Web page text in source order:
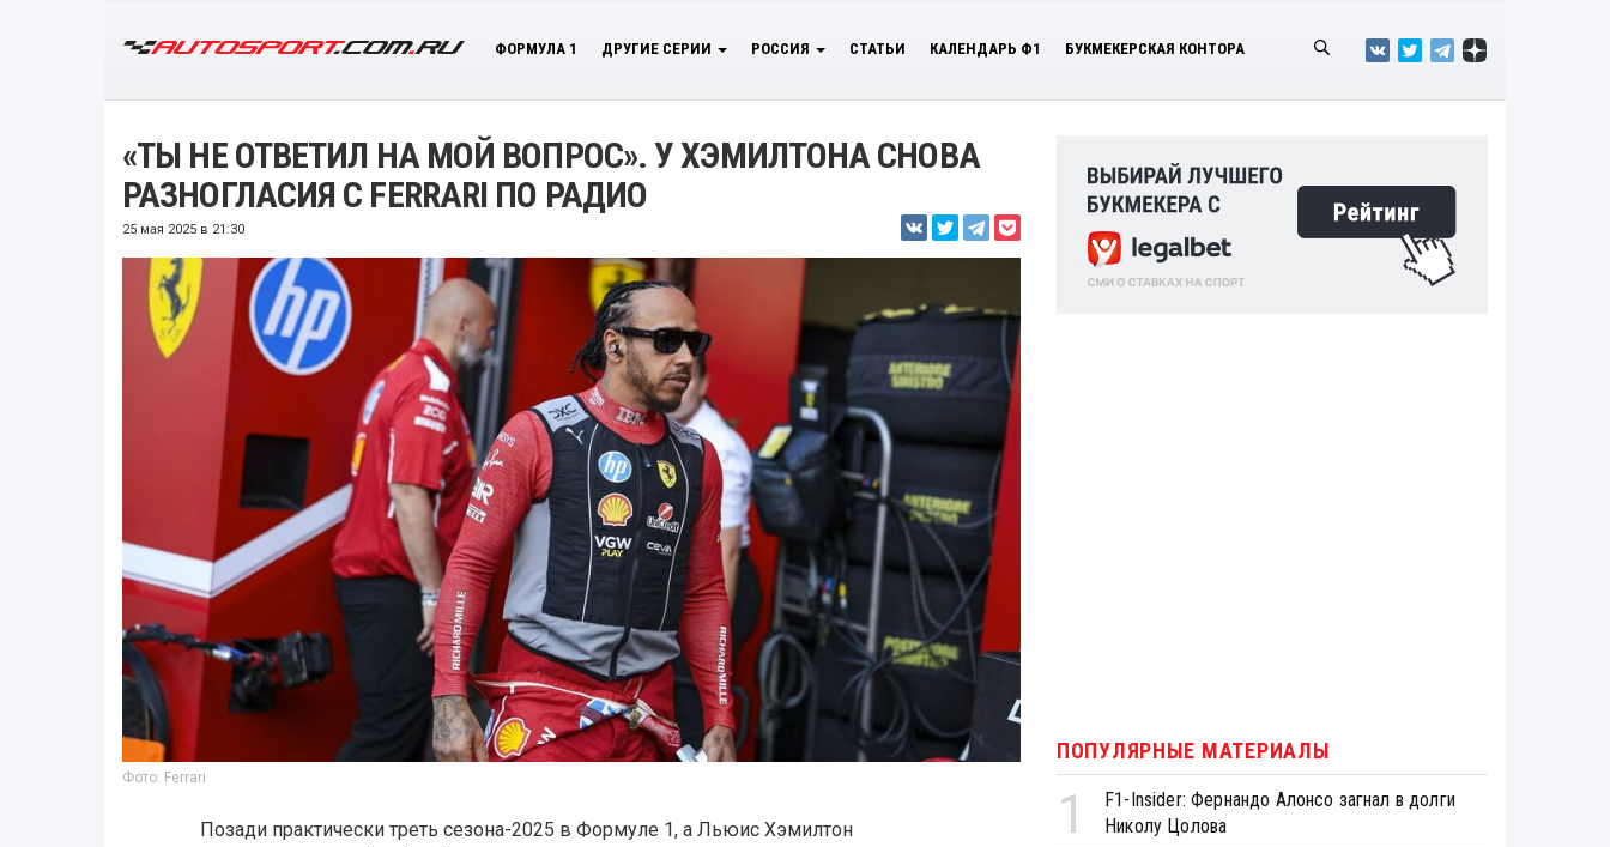
ФОРМУЛА 1 ДРУГИЕ СЕРИИ РОССИЯ СТАТЬИ КАЛЕНДАРЬ Ф1 БУКМЕКЕРСКАЯ КОНТОРА
«ТЫ НЕ ОТВЕТИЛ НА МОЙ ВОПРОС». У ХЭМИЛТОНА СНОВА
РАЗНОГЛАСИЯ С FERRARI ПО РАДИО
25 мая 2025 в 21:30
Фото: Ferrari
Позади практически треть сезона-2025 в Формуле 1, а Льюис Хэмилтон
ПОПУЛЯРНЫЕ МАТЕРИАЛЫ
1
F1-Insider: Фернандо Алонсо загнал в долги
Николу Цолова